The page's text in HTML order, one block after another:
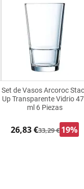
Set de Vasos Arcoroc
Up Transparente Vidrio
ml 6 Piezas
26,83 €33,29 € 19%